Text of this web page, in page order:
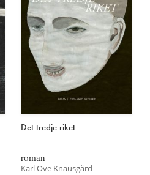
Det tredje riket
roman
Karl Ove Knausgård